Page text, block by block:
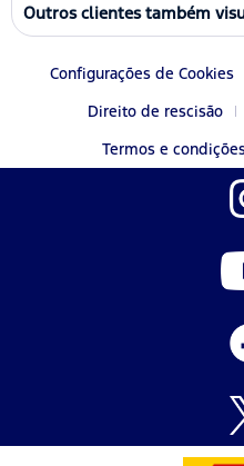
Outros clientes também
Configurações de Cookies
Direito de rescisão
Termos e